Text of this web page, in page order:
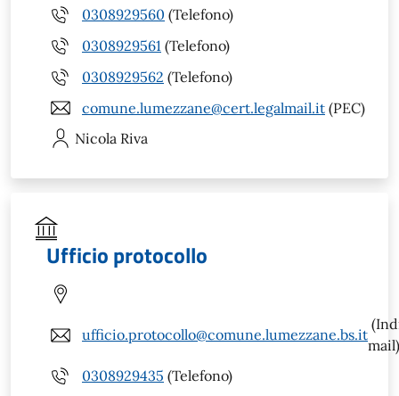
0308929560 (Telefono)
0308929561 (Telefono)
0308929562 (Telefono)
comune.lumezzane@cert.legalmail.it (PEC)
Nicola Riva
Ufficio protocollo
ufficio.protocollo@comune.lumezzane.bs.it
mail)
0308929435 (Telefono)